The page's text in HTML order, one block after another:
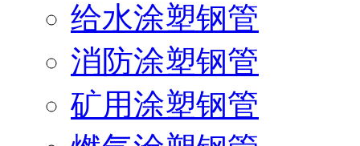
给水涂塑钢管
消防涂塑钢管
矿用涂塑钢管